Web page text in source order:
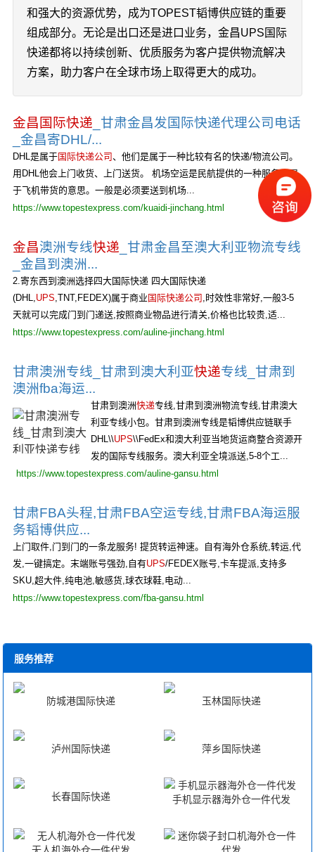
和强大的资源优势，成为TOPEST韬博供应链的重要
组成部分。无论是出口还是进口业务，金昌UPS国际
快递都将以持续创新、优质服务为客户提供物流解决
方案，助力客户在全球市场上取得更大的成功。
金昌国际快递 _甘肃金昌发国际快递代理公司电话
_金昌寄DHL/...
DHL是属于国际快递公司、他们是属于一种比较有名的快递/物流公司。
用DHL他会上门收货、上门送货。 机场空运是民航提供的一种服务、属
于飞机带货的意思。一般是必须要送到机场...
https://www.topestexpress.com/kuaidi-jinchang.html
金昌澳洲专线快递 _甘肃金昌至澳大利亚物流专线
_金昌到澳洲...
2.寄东西到澳洲选择四大国际快递 四大国际快递
(DHL,UPS,TNT,FEDEX)属于商业 国际快递公司 ,时效性非常好,一般3-5
天就可以完成门到门递送,按照商业物品进行清关,价格也比较贵,适...
https://www.topestexpress.com/auline-jinchang.html
甘肃澳洲专线_甘肃到澳大利亚快递专线_甘肃到
澳洲fba海运...
甘肃到澳洲快递专线,甘肃到澳洲物流专线,甘肃澳大
利亚专线小包。甘肃到澳洲专线是韬博供应链联手
DHL\\UPS\\FedEx和澳大利亚当地货运商整合资源开
发的国际专线服务。澳大利亚全境派送,5-8个工...
https://www.topestexpress.com/auline-gansu.html
甘肃FBA头程,甘肃FBA空运专线,甘肃FBA海运服
务韬博供应...
上门取件,门到门的一条龙服务! 提货转运神速。自有海外仓系统,转运,代
发,一键搞定。末端账号强劲,自有UPS/FEDEX账号,卡车提派,支持多
SKU,超大件,纯电池,敏感货,球衣球鞋,电动...
https://www.topestexpress.com/fba-gansu.html
服务推荐
防城港国际快递 玉林国际快递
泸州国际快递 萍乡国际快递
长春国际快递 手机显示器海外仓一件代发
无人机海外仓一件代发